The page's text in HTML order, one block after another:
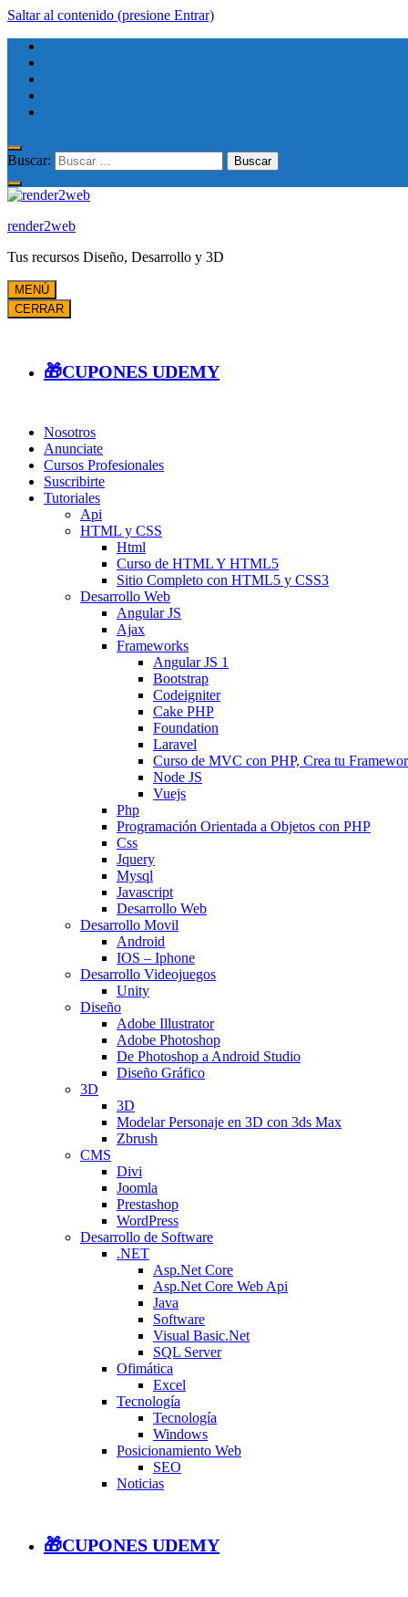
Saltar al contenido (presione Entrar)
Buscar:
render2web
Tus recursos Diseño, Desarrollo y 3D
MENÚ
CERRAR
🎁CUPONES UDEMY
Nosotros
Anunciate
Cursos Profesionales
Suscribirte
Tutoriales
Api
HTML y CSS
Html
Curso de HTML Y HTML5
Sitio Completo con HTML5 y CSS3
Desarrollo Web
Angular JS
Ajax
Frameworks
Angular JS 1
Bootstrap
Codeigniter
Cake PHP
Foundation
Laravel
Curso de MVC con PHP, Crea tu
Node JS
Vuejs
Php
Programación Orientada a Objetos con PHP
Css
Jquery
Mysql
Javascript
Desarrollo Web
Desarrollo Movil
Android
IOS – Iphone
Desarrollo Videojuegos
Unity
Diseño
Adobe Illustrator
Adobe Photoshop
De Photoshop a Android Studio
Diseño Gráfico
3D
3D
Modelar Personaje en 3D con 3ds Max
Zbrush
CMS
Divi
Joomla
Prestashop
WordPress
Desarrollo de Software
.NET
Asp.Net Core
Asp.Net Core Web Api
Java
Software
Visual Basic.Net
SQL Server
Ofimática
Excel
Tecnología
Tecnología
Windows
Posicionamiento Web
SEO
Noticias
🎁CUPONES UDEMY